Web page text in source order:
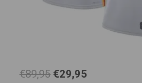
€89,95 El
€29,95